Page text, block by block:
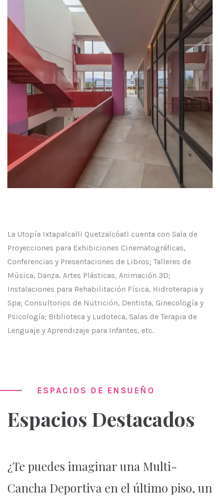
La Utopía Ixtapalcalli Quetzalcóatl cuenta con Sala de
Proyecciones para Exhibiciones Cinematográficas,
Conferencias y Presentaciones de Libros; Talleres de
Música, Danza, Artes Plásticas, Animación 3D;
Instalaciones para Rehabilitación Física, Hidroterapia y
Spa; Consultorios de Nutrición, Dentista, Ginecología y
Psicología; Biblioteca y Ludoteca, Salas de Terapia de
Lenguaje y Aprendizaje para Infantes, etc.
ESPACIOS DE ENSUEÑO
Espacios Destacados
¿Te puedes imaginar una Multi-
Cancha Deportiva en el último piso, un